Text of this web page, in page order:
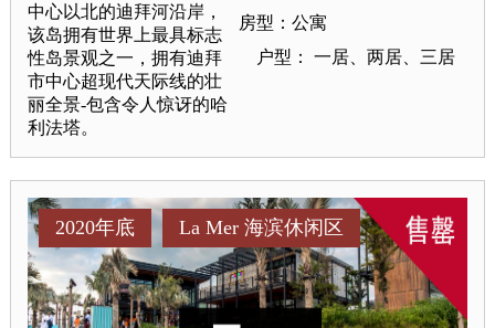
中心以北的迪拜河沿岸，
该岛拥有世界上最具标志
性岛景观之一，拥有迪拜
市中心超现代天际线的壮
丽全景-包含令人惊讶的哈
利法塔。
房型：公寓
户型： 一居、两居、三居
2020年底 La Mer 海滨休闲区